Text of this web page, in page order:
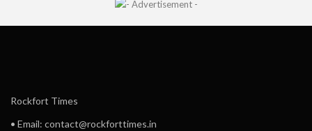
Rockfort Times
• Email: contact@rockforttimes.in